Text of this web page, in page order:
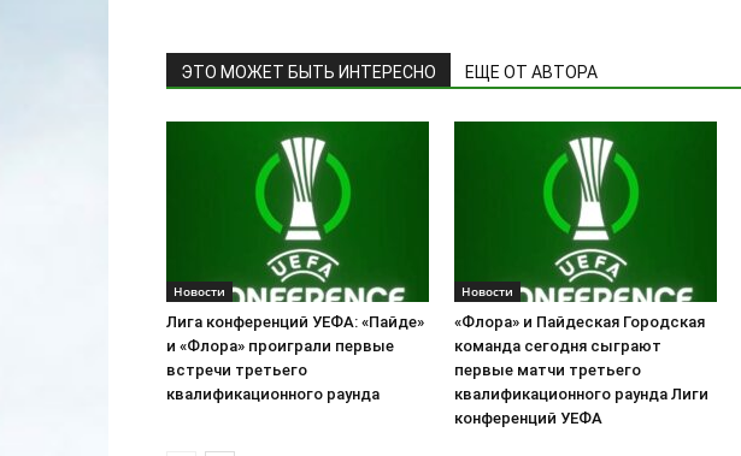
ЭТО МОЖЕТ БЫТЬ ИНТЕРЕСНО ЕЩЕ ОТ АВТОРА
Новости
Лига конференций УЕФА: «Пайде»
и «Флора» проиграли первые
встречи третьего
квалификационного раунда
Новости
«Флора» и Пайдеская Городская
команда сегодня сыграют
первые матчи третьего
квалификационного раунда Лиги
конференций УЕФА